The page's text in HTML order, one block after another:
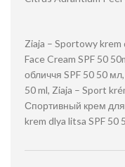
Ziaja – Sportowy krem
Face Cream SPF 50
обличчя SPF 50 50
50 ml, Ziaja – Sport
Спортивный крем
krem dlya litsa SPF 50